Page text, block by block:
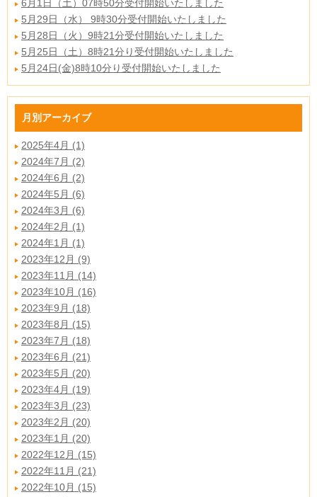
6月1日（土）07時50分受付開始いたしました
5月29日（水） 9時30分受付開始いたしました
5月28日（火）9時21分受付開始いたしました
5月25日（土）8時21分り受付開始いたしました
5月24日(金)8時10分り受付開始いたしました
月別アーカイブ
2025年4月 (1)
2024年7月 (2)
2024年6月 (2)
2024年5月 (6)
2024年3月 (6)
2024年2月 (1)
2024年1月 (1)
2023年12月 (9)
2023年11月 (14)
2023年10月 (16)
2023年9月 (18)
2023年8月 (15)
2023年7月 (18)
2023年6月 (21)
2023年5月 (20)
2023年4月 (19)
2023年3月 (23)
2023年2月 (20)
2023年1月 (20)
2022年12月 (15)
2022年11月 (21)
2022年10月 (15)